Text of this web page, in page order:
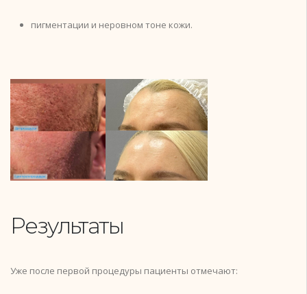
пигментации и неровном тоне кожи.
Результаты
Уже после первой процедуры пациенты отмечают: